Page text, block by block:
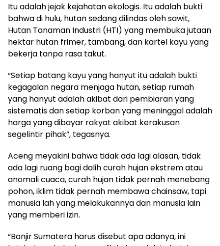
Itu adalah jejak kejahatan ekologis. Itu adalah bukti
bahwa di hulu, hutan sedang dilindas oleh sawit,
Hutan Tanaman Industri (HTI) yang membuka jutaan
hektar hutan frimer, tambang, dan kartel kayu yang
bekerja tanpa rasa takut.
“Setiap batang kayu yang hanyut itu adalah bukti
kegagalan negara menjaga hutan, setiap rumah
yang hanyut adalah akibat dari pembiaran yang
sistematis dan setiap korban yang meninggal adalah
harga yang dibayar rakyat akibat kerakusan
segelintir pihak”, tegasnya.
Aceng meyakini bahwa tidak ada lagi alasan, tidak
ada lagi ruang bagi dalih curah hujan ekstrem atau
anomali cuaca, curah hujan tidak pernah menebang
pohon, iklim tidak pernah membawa chainsaw, tapi
manusia lah yang melakukannya dan manusia lain
yang memberi izin.
“Banjir Sumatera harus disebut apa adanya, ini